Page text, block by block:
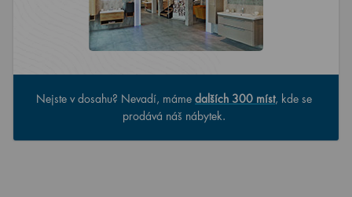
Nejste v dosahu? Nevadí, máme dalších 300 míst, kde se
prodává náš nábytek.